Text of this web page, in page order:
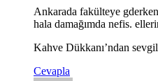
Ankarada fakülteye
hala damağımda nefis.
Kahve Dükkanı’ndan
Cevapla